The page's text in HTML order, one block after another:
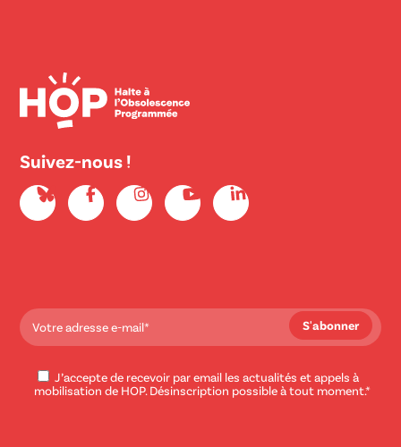
Suivez-nous !
J’accepte de recevoir par email les actualités et appels à
mobilisation de HOP. Désinscription possible à tout moment.*